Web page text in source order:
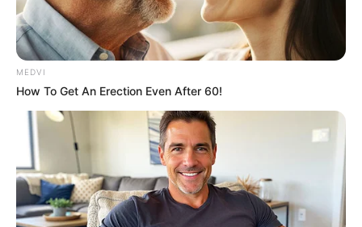
MEDVI
How To Get An Erection Even After 60!